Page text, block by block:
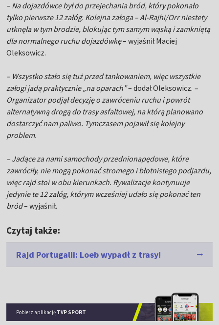
– Na dojazdówce był do przejechania bród, który pokonało
tylko pierwsze 12 załóg. Kolejna załoga – Al-Rajhi/Orr niestety
utknęła w tym brodzie, blokując tym samym wąską i zamkniętą
dla normalnego ruchu dojazdówkę– wyjaśnił Maciej
Oleksowicz.
– Wszystko stało się tuż przed tankowaniem, więc wszystkie
załogi jadą praktycznie „na oparach”– dodał Oleksowicz. –
Organizator podjął decyzję o zawróceniu ruchu i powrót
alternatywną drogą do trasy asfaltowej, na którą planowano
dostarczyć nam paliwo. Tymczasem pojawił się kolejny
problem.
– Jadące za nami samochody przednionapędowe, które
zawróciły, nie mogą pokonać stromego i błotnistego podjazdu,
więc rajd stoi w obu kierunkach. Rywalizacje kontynuuje
jedynie te 12 załóg, którym wcześniej udało się pokonać ten
bród– wyjaśnił.
Czytaj także:
Rajd Portugalii: Loeb wypadł z trasy!
Pobierz aplikację TVP SPORT